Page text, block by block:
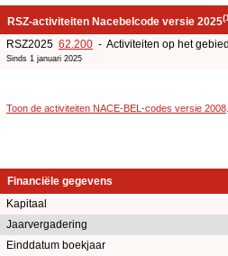
RSZ-activiteiten Nacebelcode versie 2025
RSZ2025 62.200 - Activiteiten op het
Sinds 1 januari 2025
Toon de activiteiten NACE-BEL-codes versie 2008
Financiële gegevens
Kapitaal
Jaarvergadering
Einddatum boekjaar